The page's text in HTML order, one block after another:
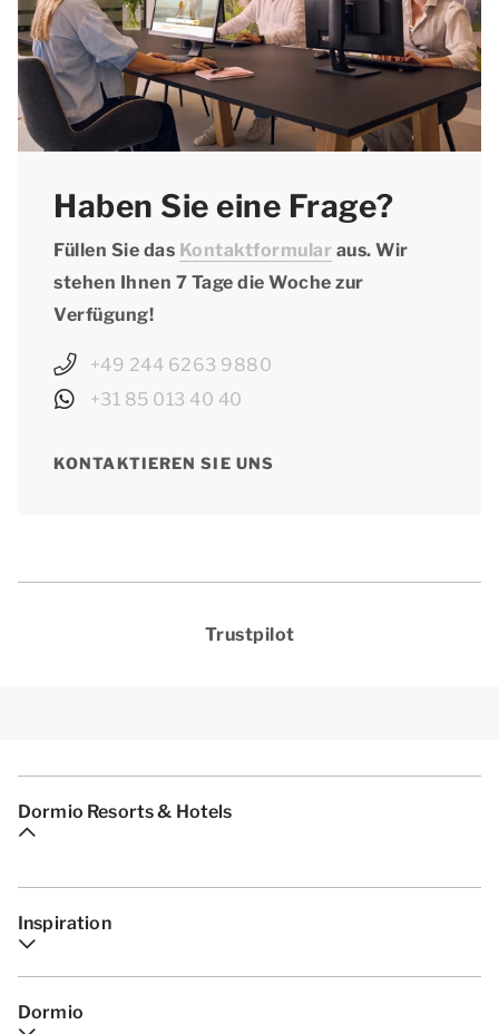
Haben Sie eine Frage?
Füllen Sie das Kontaktformular aus. Wir
stehen Ihnen 7 Tage die Woche zur
Verfügung!
+49 244 6263 9880
+31 85 013 40 40
KONTAKTIEREN SIE UNS
Trustpilot
Dormio Resorts & Hotels
Inspiration
Dormio